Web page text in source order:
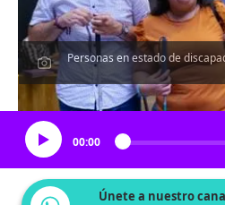
Personas en estado de
Escucha el
00:00
Únete a nuestro